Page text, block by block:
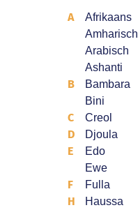
A
Afrikaans
Amharisch
Arabisch
Ashanti
B
Bambara
Bini
C Creol
D Djoula
E
Edo
Ewe
F Fulla
H Haussa